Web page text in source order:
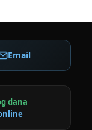
Email
dana